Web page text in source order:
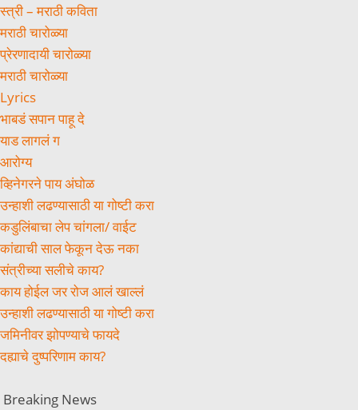
स्त्री – मराठी कविता
मराठी चारोळ्या
प्रेरणादायी चारोळ्या
मराठी चारोळ्या
Lyrics
भाबडं सपान पाहू दे
याड लागलं ग
आरोग्य
व्हिनेगरने पाय अंघोळ
उन्हाशी लढण्यासाठी या गोष्टी करा
कडुलिंबाचा लेप चांगला/ वाईट
कांद्याची साल फेकून देऊ नका
संत्रीच्या सलीचे काय?
काय होईल जर रोज आलं खाल्लं
उन्हाशी लढण्यासाठी या गोष्टी करा
जमिनीवर झोपण्याचे फायदे
दह्याचे दुष्परिणाम काय?
Breaking News